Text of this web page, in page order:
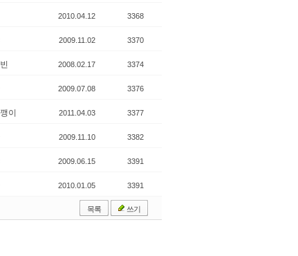
2010.04.12 3368
2009.11.02 3370
2008.02.17 3374
2009.07.08 3376
이 2011.04.03 3377
2009.11.10 3382
2009.06.15 3391
2010.01.05 3391
목록 쓰기